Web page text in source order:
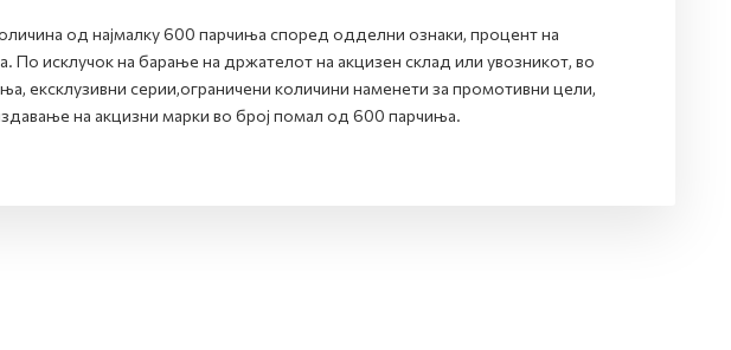
од најмалку 600 парчиња според одделни ознаки, процент на
По исклучок на барање на држателот на акцизен склад или увозникот, во
ексклузивни серии,ограничени количини наменети за промотивни цели,
на акцизни марки во број помал од 600 парчиња.